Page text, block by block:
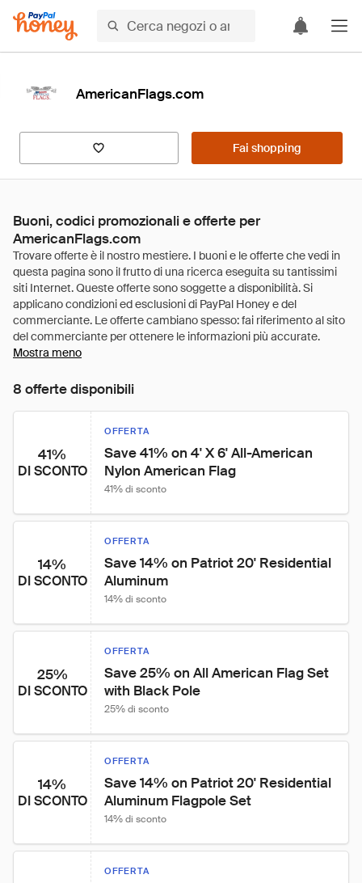
AmericanFlags.com
Fai shopping
Buoni, codici promozionali e offerte per
AmericanFlags.com
Mostra meno
8 offerte disponibili
41%
DI SCONTO
OFFERTA
Save 41% on 4' X 6' All-American
Nylon American Flag
41% di sconto
14%
DI SCONTO
OFFERTA
Save 14% on Patriot 20' Residential
Aluminum
14% di sconto
25%
DI SCONTO
OFFERTA
Save 25% on All American Flag Set
with Black Pole
25% di sconto
14%
DI SCONTO
OFFERTA
Save 14% on Patriot 20' Residential
Aluminum Flagpole Set
14% di sconto
OFFERTA